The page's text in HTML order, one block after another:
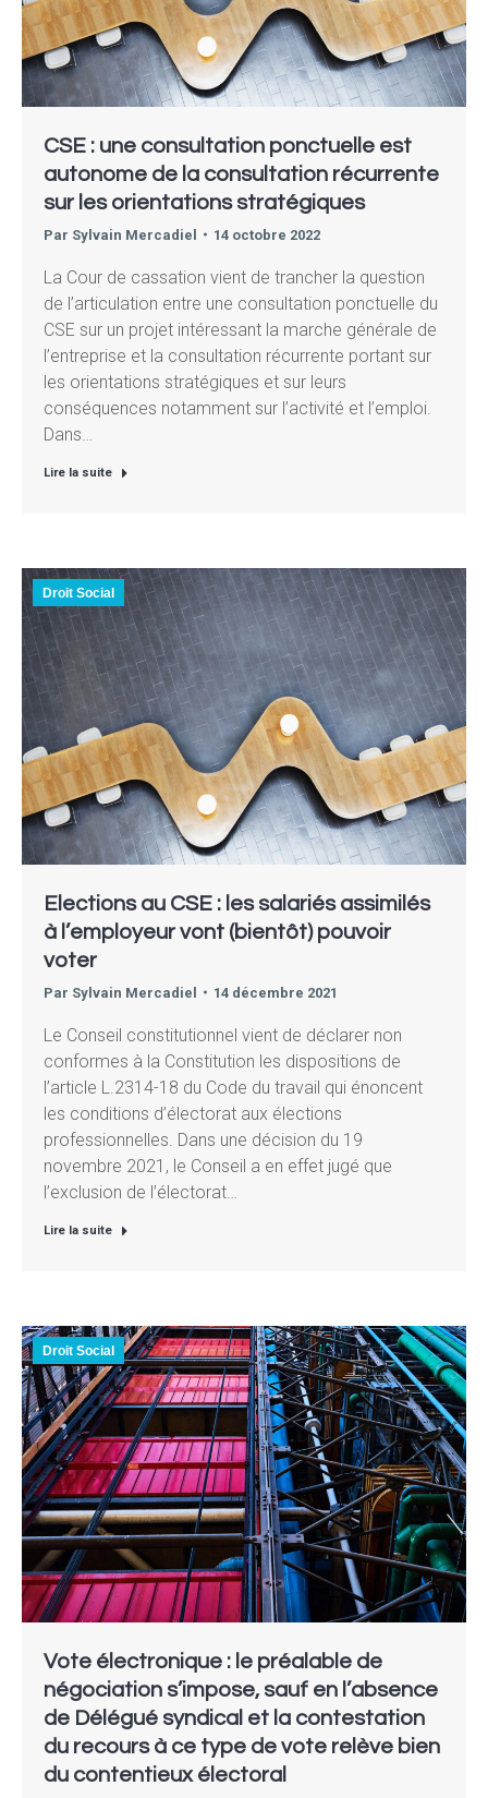
CSE : une consultation ponctuelle est
autonome de la consultation récurrente
sur les orientations stratégiques
Par Sylvain Mercadiel 14 octobre 2022
La Cour de cassation vient de trancher la question
de l’articulation entre une consultation ponctuelle du
CSE sur un projet intéressant la marche générale de
l’entreprise et la consultation récurrente portant sur
les orientations stratégiques et sur leurs
conséquences notamment sur l’activité et l’emploi.
Dans…
Lire la suite
Droit Social
Elections au CSE : les salariés assimilés
à l’employeur vont (bientôt) pouvoir
voter
Par Sylvain Mercadiel 14 décembre 2021
Le Conseil constitutionnel vient de déclarer non
conformes à la Constitution les dispositions de
l’article L.2314-18 du Code du travail qui énoncent
les conditions d’électorat aux élections
professionnelles. Dans une décision du 19
novembre 2021, le Conseil a en effet jugé que
l’exclusion de l’électorat…
Lire la suite
Droit Social
Vote électronique : le préalable de
négociation s’impose, sauf en l’absence
de Délégué syndical et la contestation
du recours à ce type de vote relève bien
du contentieux électoral